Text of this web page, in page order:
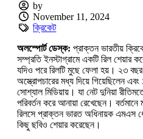
by
November 11, 2024
ক্রিকেট
অলস্পোর্ট ডেস্ক: প্রাক্তন ভারতীয়
সম্প্রতি ইনস্টাগ্রামে একটি রিল শেয়ার
যদিও পরে রিলটি মুছে ফেলা হয়। ২৩
অস্ত্রোপচারের মধ্য দিয়ে গিয়েছিলেন
সোশ্যাল মিডিয়ায়। যা নেট দুনিয়া
পরিবর্তন করে আনায়া রেখেছেন।
রিলসে প্রাক্তন ভারত অধিনায়ক এমএস
কিছু ছবিও শেয়ার করেছেন।